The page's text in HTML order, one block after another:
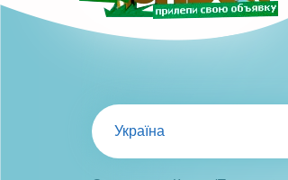
Україна